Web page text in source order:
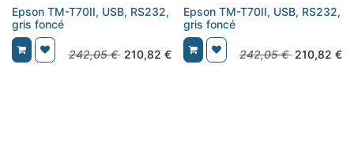
Epson TM-T70II, USB, RS232,
gris foncé
242,05€ 210,82 €
Epson TM-T70II, USB, RS232,
gris foncé
242,05€ 210,82 €